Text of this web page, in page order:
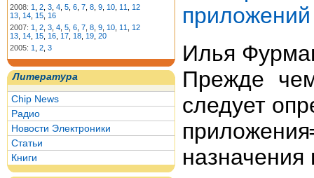
2008: 1 2 3 4 5 6 7 8 9 10 11
12
13 14 15 16
2007: 1 2 3 4 5 6 7 8 9 10 11
12
13 14 15 16 17 18 19 20
2005: 1 2 3
Литература
Chip News
Радио
Новости Электроники
Статьи
Книги
приложений
Илья
Прежде
следует
назначения